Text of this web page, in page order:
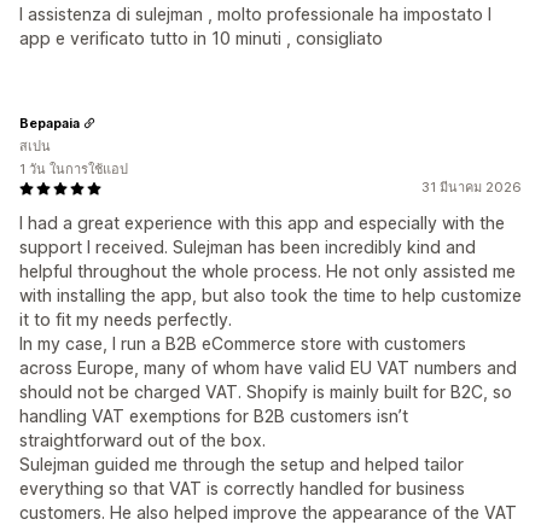
l assistenza di sulejman , molto professionale ha impostato l
app e verificato tutto in 10 minuti , consigliato
31 มีนาคม 2026
I had a great experience with this app and especially with the
support I received. Sulejman has been incredibly kind and
helpful throughout the whole process. He not only assisted me
with installing the app, but also took the time to help customize
it to fit my needs perfectly.
In my case, I run a B2B eCommerce store with customers
across Europe, many of whom have valid EU VAT numbers and
should not be charged VAT. Shopify is mainly built for B2C, so
handling VAT exemptions for B2B customers isn’t
straightforward out of the box.
Sulejman guided me through the setup and helped tailor
everything so that VAT is correctly handled for business
customers. He also helped improve the appearance of the VAT
Bepapaia
สเปน
1 วัน ในการใช้แอป